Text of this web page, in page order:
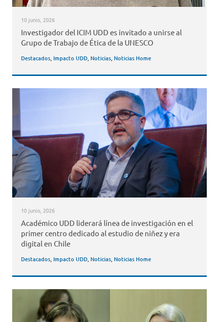
10 junio, 2026
Investigador del ICIM UDD es invitado a unirse al
Grupo de Trabajo de Ética de la UNESCO
Destacados, Impacto UDD, Noticias, Noticias Home
10 junio, 2026
Académico UDD liderará línea de investigación en el
primer centro dedicado al estudio de niñez y era
digital en Chile
Destacados, Impacto UDD, Noticias, Noticias Home